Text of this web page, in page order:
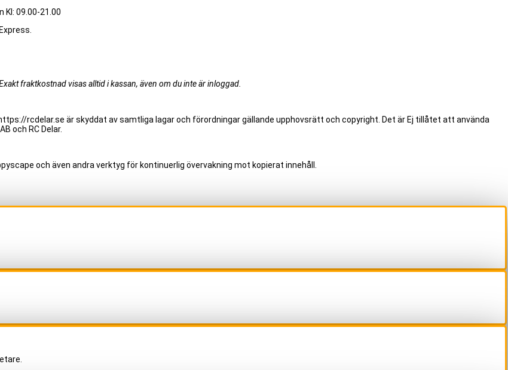
Kl: 09.00-21.00
fraktkostnad visas alltid i kassan, även om du inte är inloggad.
rcdelar.se är skyddat av samtliga lagar och förordningar gällande upphovsrätt och copyright. Det är Ej tillåtet att använda
och RC Delar.
och även andra verktyg för kontinuerlig övervakning mot kopierat innehåll.